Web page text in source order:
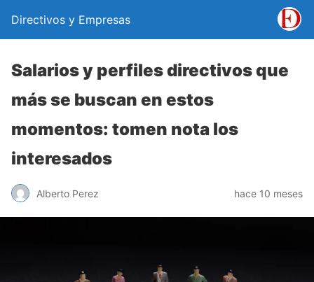
Directivos y Empresas
Salarios y perfiles directivos que
más se buscan en estos
momentos: tomen nota los
interesados
Alberto Perez hace 10 meses